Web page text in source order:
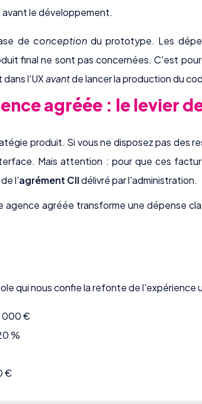
le développement.
de conceptiondu prototype. Les
final ne sont pas concernées. C'est
l'UXavantde lancer la production du
agréée : le levier
produit. Si vous ne disposez pas des
Mais attention : pour que ces
l'agrément CIIdélivré par l'administration.
agence agréée transforme une dépense
qui nous confie la refonte de l'expérience
000 €
%
€